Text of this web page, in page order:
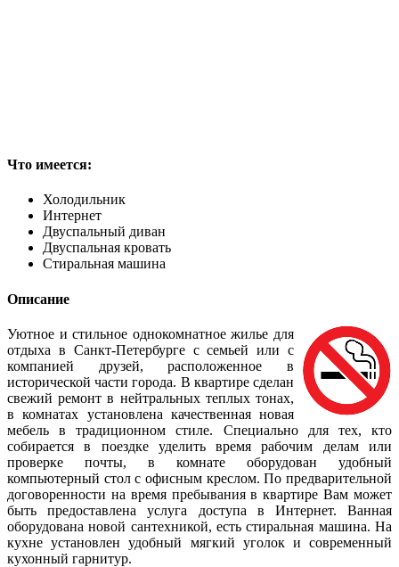
Что имеется:
Холодильник
Интернет
Двуспальный диван
Двуспальная кровать
Стиральная машина
Описание
Уютное и стильное однокомнатное жилье для
отдыха в Санкт-Петербурге с семьей или с
компанией друзей, расположенное в
исторической части города. В квартире сделан
свежий ремонт в нейтральных теплых тонах,
в комнатах установлена качественная новая
мебель в традиционном стиле. Специально для тех, кто
собирается в поездке уделить время рабочим делам или
проверке почты, в комнате оборудован удобный
компьютерный стол с офисным креслом. По предварительной
договоренности на время пребывания в квартире Вам может
быть предоставлена услуга доступа в Интернет. Ванная
оборудована новой сантехникой, есть стиральная машина. На
кухне установлен удобный мягкий уголок и современный
кухонный гарнитур.